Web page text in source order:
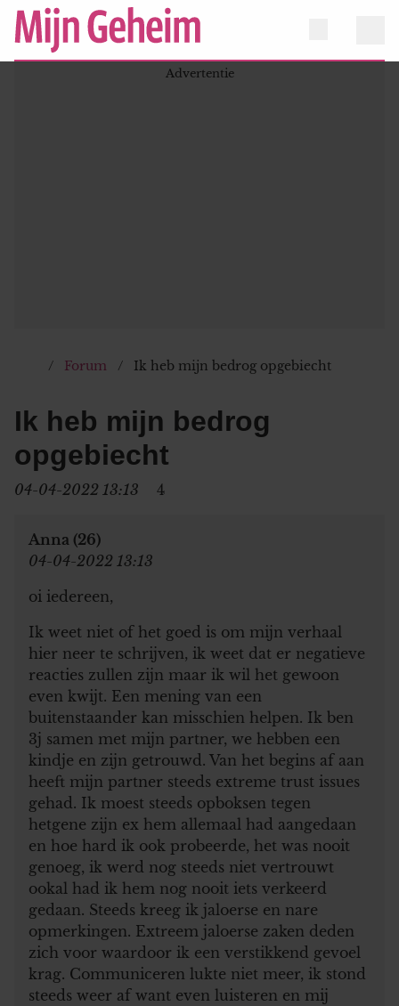
Forum Ik heb mijn bedrog opgebiecht
Ik heb mijn bedrog
opgebiecht
04-04-2022 13:13 4
Anna (26)
04-04-2022 13:13
oi iedereen,
Ik weet niet of het goed is om mijn verhaal
hier neer te schrijven, ik weet dat er negatieve
reacties zullen zijn maar ik wil het gewoon
even kwijt. Een mening van een
buitenstaander kan misschien helpen. Ik ben
3j samen met mijn partner, we hebben een
kindje en zijn getrouwd. Van het begins af aan
heeft mijn partner steeds extreme trust issues
gehad. Ik moest steeds opboksen tegen
hetgene zijn ex hem allemaal had aangedaan
en hoe hard ik ook probeerde, het was nooit
genoeg, ik werd nog steeds niet vertrouwt
ookal had ik hem nog nooit iets verkeerd
gedaan. Steeds kreeg ik jaloerse en nare
opmerkingen. Extreem jaloerse zaken deden
zich voor waardoor ik een verstikkend gevoel
krag. Communiceren lukte niet meer, ik stond
steeds weer af want even luisteren en mij